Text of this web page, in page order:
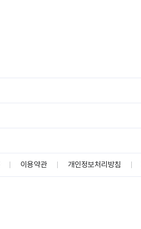
이용약관 개인정보처리방침